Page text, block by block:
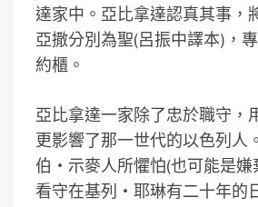
達家中。亞比拿達認真其事，
亞撒分別為聖(呂振中譯本)，
約櫃。
亞比拿達一家除了忠於職守，
更影響了那一世代的以色列人
伯‧示麥人所懼怕(也可能是嫌
看守在基列‧耶琳有二十年的